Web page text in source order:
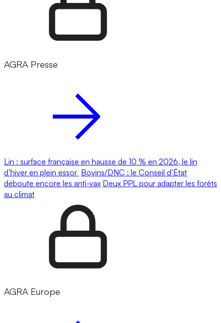
AGRA Presse
Lin : surface française en hausse de 10 % en 2026, le lin
d’hiver en plein essor Bovins/DNC : le Conseil d’État
déboute encore les anti-vax Deux PPL pour adapter les forêts
au climat
AGRA Europe